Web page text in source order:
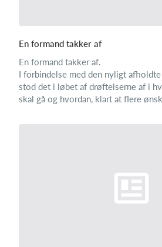
En formand takker af
En formand takker af.
I forbindelse med den nyligt
stod det i løbet af drøftelserne af i
skal gå og hvordan, klart at flere